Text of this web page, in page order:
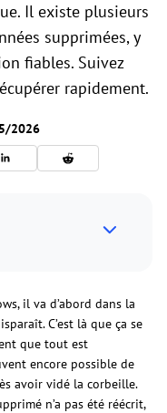
Il existe plusieurs
supprimées, y
fiables. Suivez
rapidement.
2026
il va d’abord dans la
C’est là que ça se
que tout est
encore possible de
avoir vidé la corbeille.
n’a pas été réécrit,